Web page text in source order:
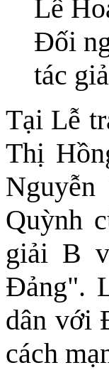
Lê
Đối
tác
Tại Lễ
Thị
Quỳnh
giải B
Đảng".
dân với
cách